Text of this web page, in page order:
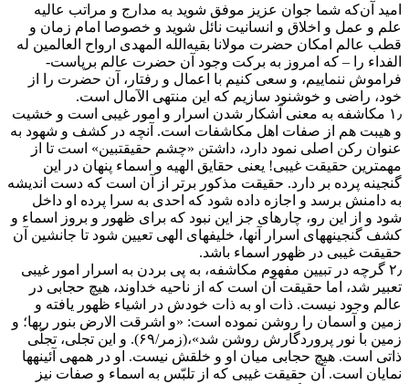
امید آن‌که شما جوان عزیز موفق شوید به مدارج و مراتب عالیه
علم و عمل و اخلاق و انسانیت نائل شوید و خصوصا امام زمان و
قطب عالم امکان حضرت مولانا بقیه‌الله المهدی ارواح العالمین له
الفداء را – که امروز به برکت وجود آن حضرت عالم برپاست-
فراموش ننماییم، و سعی کنیم با اعمال و رفتار، آن حضرت را از
خود، راضی و خوشنود سازیم که این منتهی الآمال است.
۱٫ مکاشفه به معنى آشکار شدن اسرار و امور غیبى است و خشیت
و هیبت هم از صفات اهل مکاشفات است. آنچه در کشف و شهود به
عنوان رکن اصلى نمود دارد، داشتن «چشم حقیقت‏بین» است تا از
مهمترین حقیقت غیبى! یعنى حقایق الهیه و اسماء پنهان در این
گنجینه پرده بر دارد. حقیقت مذکور برتر از آن است که دست اندیشه
به دامنش برسد و اجازه داده شود که احدى به سرا پرده او داخل
شود و از این رو، چاره‏اى جز این نبود که براى ظهور و بروز اسماء و
کشف گنجینه‏هاى اسرار آن‏ها، خلیفه‏اى الهى تعیین شود تا جانشین آن
حقیقت غیبى در ظهور اسماء باشد.
۲٫ گرچه در تبیین مفهوم مکاشفه، به پى بردن به اسرار امور غیبى
تعبیر شد، اما حقیقت آن است که از ناحیه خداوند، هیچ حجابى در
عالم وجود نیست. ذات او به ذات خودش در اشیاء ظهور یافته و
زمین و آسمان را روشن نموده است: «و اشرقت الارض بنور ربها؛ و
زمین با نور پروردگارش روشن شد»،(زمر/۶۹). و این تجلى، تجلّى
ذاتى است. هیچ حجابى میان او و خلقش نیست. او در همه‏ى آئینه‏ها
نمایان است. آن حقیقت غیبى که از تلبّس به اسماء و صفات نیز